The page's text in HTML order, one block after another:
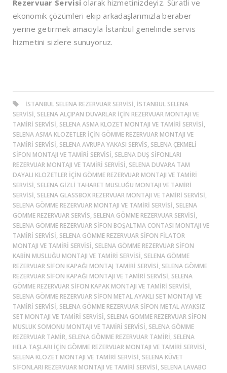
Rezervuar Servisi olarak hizmetinizdeyiz. Süratli ve
ekonomik çözümleri ekip arkadaşlarımızla beraber
yerine getirmek amacıyla İstanbul genelinde servis
hizmetini sizlere sunuyoruz.
ISTANBUL SELENA REZERVUAR SERVISI, ISTANBUL SELENA
SERVISI, SELENA ALÇIPAN DUVARLAR IÇIN REZERVUAR MONTAJI VE
TAMIRI SERVISI, SELENA ASMA KLOZET MONTAJI VE TAMIRI SERVISI,
SELENA ASMA KLOZETLER IÇIN GÖMME REZERVUAR MONTAJI VE
TAMIRI SERVISI, SELENA AVRUPA YAKASI SERVIS, SELENA ÇEKMELI
SIFON MONTAJI VE TAMIRI SERVISI, SELENA DUŞ SIFONLARI
REZERVUAR MONTAJI VE TAMIRI SERVISI, SELENA DUVARA TAM
DAYALI KLOZETLER IÇIN GÖMME REZERVUAR MONTAJI VE TAMIRI
SERVISI, SELENA GIZLI TAHARET MUSLUĞU MONTAJI VE TAMIRI
SERVISI, SELENA GLASSBOX REZERVUAR MONTAJI VE TAMIRI SERVISI,
SELENA GÖMME REZERVUAR MONTAJI VE TAMIRI SERVISI, SELENA
GÖMME REZERVUAR SERVIS, SELENA GÖMME REZERVUAR SERVISI,
SELENA GÖMME REZERVUAR SIFON BOŞALTMA CONTASI MONTAJI VE
TAMIRI SERVISI, SELENA GÖMME REZERVUAR SIFON FILATÖR
MONTAJI VE TAMIRI SERVISI, SELENA GÖMME REZERVUAR SIFON
KABIN MUSLUĞU MONTAJI VE TAMIRI SERVISI, SELENA GÖMME
REZERVUAR SIFON KAPAĞI MONTAJ TAMIRI SERVISI, SELENA GÖMME
REZERVUAR SIFON KAPAĞI MONTAJI VE TAMIRI SERVISI, SELENA
GÖMME REZERVUAR SIFON KAPAK MONTAJI VE TAMIRI SERVISI,
SELENA GÖMME REZERVUAR SIFON METAL AYAKLI SET MONTAJI VE
TAMIRI SERVISI, SELENA GÖMME REZERVUAR SIFON METAL AYAKSIZ
SET MONTAJI VE TAMIRI SERVISI, SELENA GÖMME REZERVUAR SIFON
MUSLUK SOMONU MONTAJI VE TAMIRI SERVISI, SELENA GÖMME
REZERVUAR TAMIR, SELENA GÖMME REZERVUAR TAMIRI, SELENA
HELA TAŞLARI IÇIN GÖMME REZERVUAR MONTAJI VE TAMIRI SERVISI,
SELENA KLOZET MONTAJI VE TAMIRI SERVISI, SELENA KÜVET
SIFONLARI REZERVUAR MONTAJI VE TAMIRI SERVISI, SELENA LAVABO